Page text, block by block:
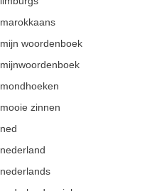
marokkaans
mijn woordenboek
mijnwoordenboek
mondhoeken
mooie zinnen
ned
nederland
nederlands